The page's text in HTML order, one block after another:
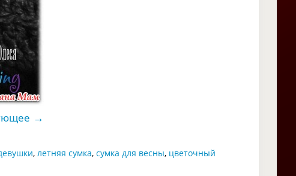
→
, летняя сумка, сумка для весны, цветочный